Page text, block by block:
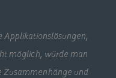
Applikationslösungen,
möglich, würde man
Zusammenhänge und